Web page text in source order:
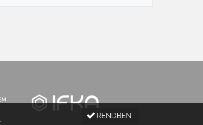
RENDBEN